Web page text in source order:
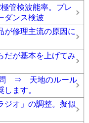
管検波能率。プレ
ダンス検波
修理主流の原因に
だが基本を上げてみ
問 ⇒ 天地のルール
ます。
ジオ」の調整。擬似